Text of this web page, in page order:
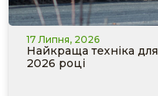
17 Липня, 2026
Найкраща техніка
2026 році